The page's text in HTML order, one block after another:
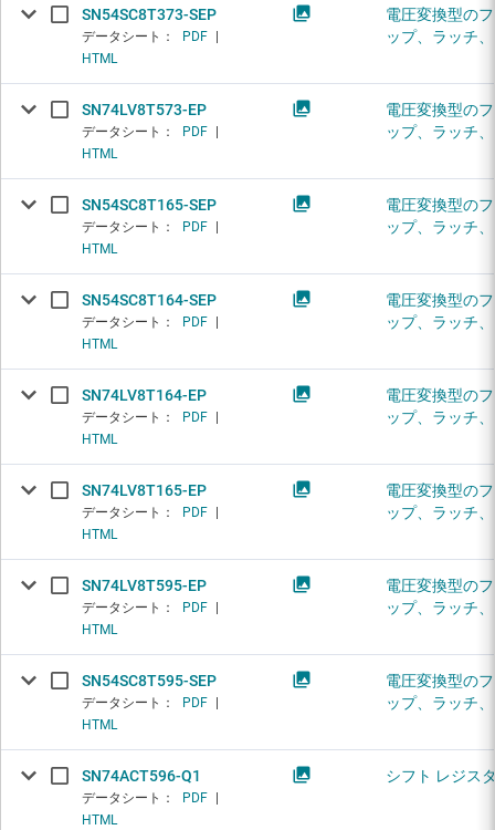
SN54SC8T373-SEP
データシート： PDF
HTML
電圧変換型の
ップ、ラッチ
SN74LV8T573-EP
データシート： PDF
HTML
電圧変換型の
ップ、ラッチ
SN54SC8T165-SEP
データシート： PDF
HTML
電圧変換型の
ップ、ラッチ
SN54SC8T164-SEP
データシート： PDF
HTML
電圧変換型の
ップ、ラッチ
SN74LV8T164-EP
データシート： PDF
HTML
電圧変換型の
ップ、ラッチ
SN74LV8T165-EP
データシート： PDF
HTML
電圧変換型の
ップ、ラッチ
SN74LV8T595-EP
データシート： PDF
HTML
電圧変換型の
ップ、ラッチ
SN54SC8T595-SEP
データシート： PDF
HTML
電圧変換型の
ップ、ラッチ
SN74ACT596-Q1
データシート： PDF
HTML
シフト レジス